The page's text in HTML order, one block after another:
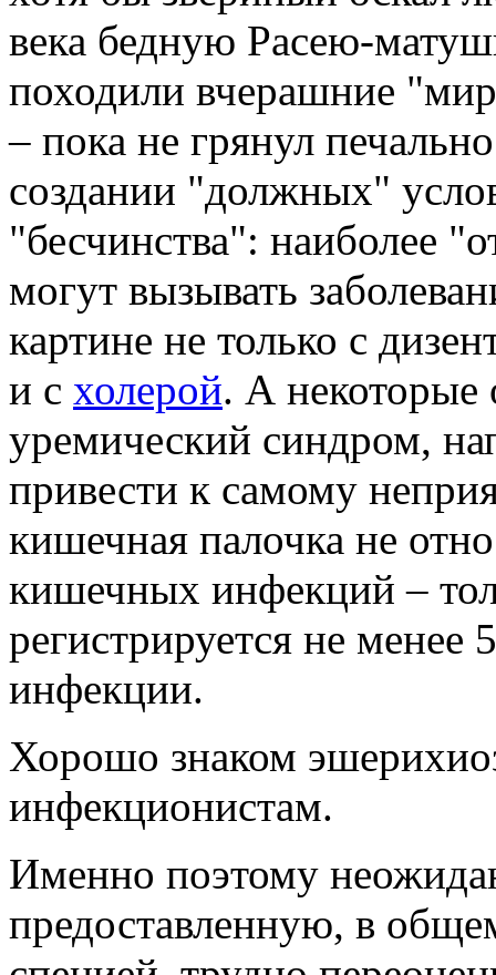
века бедную Расею-
походили вчерашние
– пока не грянул
создании "должных"
"бесчинства": наиболее
могут вызывать
картине не только с
и с холерой. А некоторые
уремический синдром,
привести к самому
кишечная палочка не
кишечных инфекций –
регистрируется не менее
инфекции.
Хорошо знаком
инфекционистам.
Именно поэтому
предоставленную, в